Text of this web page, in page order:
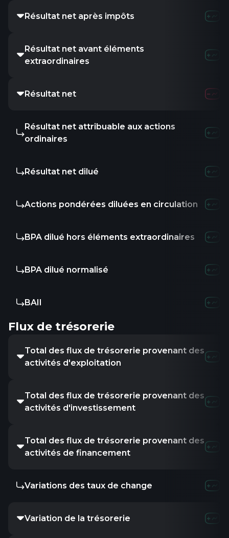
Résultat net après impôts
Résultat net avant éléments
extraordinaires
Résultat net
Résultat net attribuable aux actions
ordinaires
Résultat net dilué
Actions pondérées diluées en circulation
BPA dilué hors éléments extraordinaires
BPA dilué normalisé
BAII
Flux de trésorerie
Total des flux de trésorerie provenant des
activités d'exploitation
Total des flux de trésorerie provenant des
activités d'investissement
Total des flux de trésorerie provenant des
activités de financement
Variations des taux de change
Variation de la trésorerie